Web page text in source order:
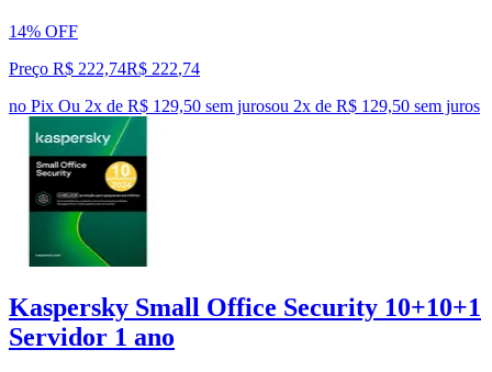
14% OFF
Preço R$ 222,74R$ 222,74
no Pix Ou 2x de R$ 129,50 sem jurosou 2x de R$ 129,50 sem juros
Kaspersky Small Office Security 10+10+1
Servidor 1 ano